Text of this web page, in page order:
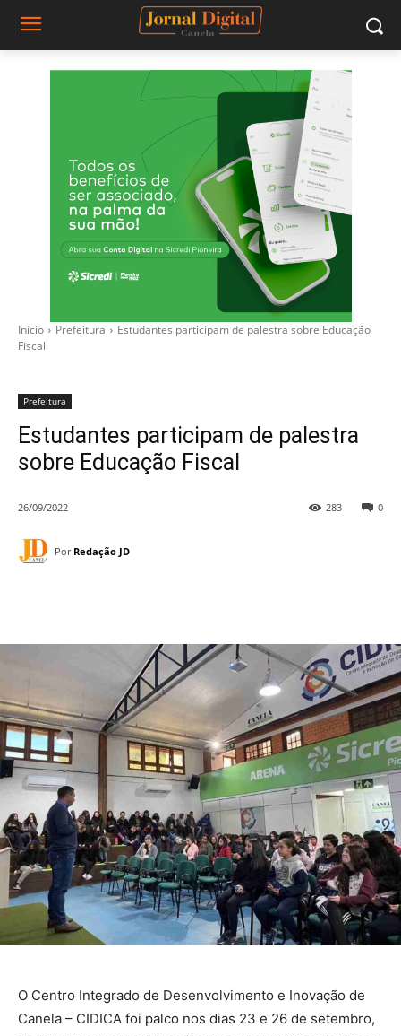
Início Prefeitura
Estudantes participam de palestra sobre Educação
Fiscal
Prefeitura
Estudantes participam de palestra
sobre Educação Fiscal
26/09/2022 0
283
Por Redação JD
O Centro Integrado de Desenvolvimento e Inovação de
Canela – CIDICA foi palco nos dias 23 e 26 de setembro,